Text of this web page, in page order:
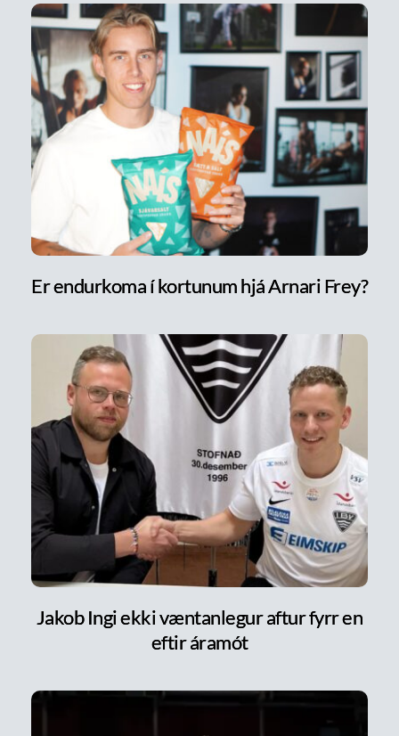
Er endurkoma í kortunum hjá Arnari Frey?
Jakob Ingi ekki væntanlegur aftur fyrr en
eftir áramót